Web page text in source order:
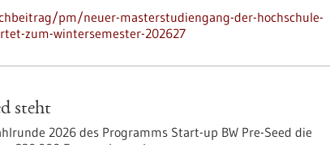
pm/neuer-masterstudiengang-der-hochschule-
zum-wintersemester-202627
steht
2026 des Programms Start-up BW Pre-Seed die